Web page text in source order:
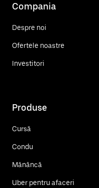
Compania
Despre noi
Ofertele noastre
Investitori
Produse
Cursă
Condu
Mănâncă
Uber pentru afaceri